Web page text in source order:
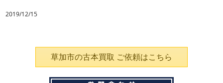
2019/12/15
草加市の古本買取 ご依頼はこちら